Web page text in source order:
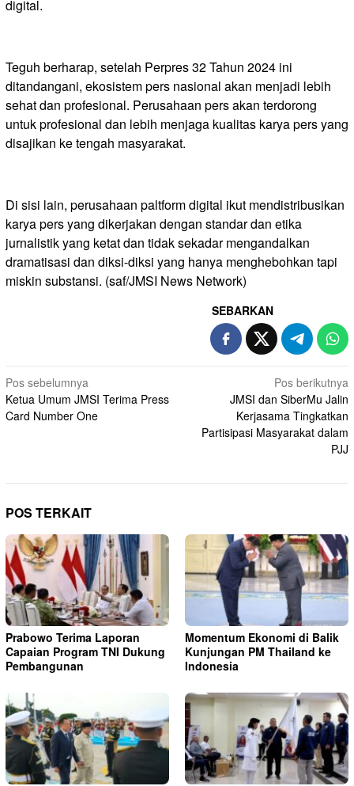
digital.
Teguh berharap, setelah Perpres 32 Tahun 2024 ini
ditandangani, ekosistem pers nasional akan menjadi lebih
sehat dan profesional. Perusahaan pers akan terdorong
untuk profesional dan lebih menjaga kualitas karya pers yang
disajikan ke tengah masyarakat.
Di sisi lain, perusahaan paltform digital ikut mendistribusikan
karya pers yang dikerjakan dengan standar dan etika
jurnalistik yang ketat dan tidak sekadar mengandalkan
dramatisasi dan diksi-diksi yang hanya menghebohkan tapi
miskin substansi. (saf/JMSI News Network)
SEBARKAN
Navigasi
pos
Pos sebelumnya
Ketua Umum JMSI Terima Press
Card Number One
Pos berikutnya
JMSI dan SiberMu Jalin
Kerjasama Tingkatkan
Partisipasi Masyarakat dalam
PJJ
POS TERKAIT
Prabowo Terima Laporan
Capaian Program TNI Dukung
Pembangunan
Momentum Ekonomi di Balik
Kunjungan PM Thailand ke
Indonesia